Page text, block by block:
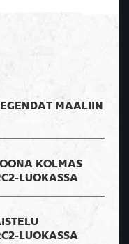
MAALIIN
KOLMAS
LUOKASSA
LUOKASSA